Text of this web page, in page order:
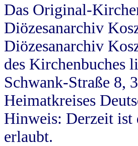
Das Original-
Diözesanarchiv
Diözesanarchiv
des Kirchenbuches
Schwank-Straße 8,
Heimatkreises
Hinweis: Derzeit ist
erlaubt.